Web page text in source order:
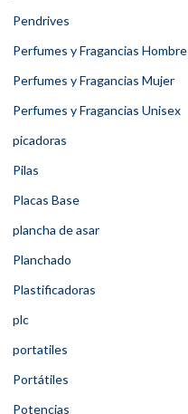
Pendrives
Perfumes y Fragancias Hombre
Perfumes y Fragancias Mujer
Perfumes y Fragancias Unisex
picadoras
Pilas
Placas Base
plancha de asar
Planchado
Plastificadoras
plc
portatiles
Portátiles
Potencias